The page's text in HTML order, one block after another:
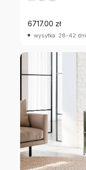
6717.00 zł
wysyłka: 28-42 dni